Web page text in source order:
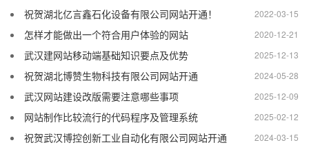
2022-03-15
祝贺湖北亿言鑫石化设备有限公司网站开通！
2020-12-21
怎样才能做出一个符合用户体验的网站
2025-12-13
武汉建网站移动端基础知识要点及优势
2024-05-28
祝贺湖北博赞生物科技有限公司网站开通
2025-12-09
武汉网站建设改版需要注意哪些事项
2025-02-12
网站制作比较流行的代码程序及管理系统
2024-03-15
祝贺武汉博控创新工业自动化有限公司网站开通